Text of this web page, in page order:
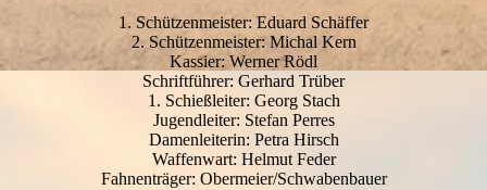
1. Schützenmeister: Eduard Schäffer
2. Schützenmeister: Michal Kern
Kassier: Werner Rödl
Schriftführer: Gerhard Trüber
1. Schießleiter: Georg Stach
Jugendleiter: Stefan Perres
Damenleiterin: Petra Hirsch
Waffenwart: Helmut Feder
Fahnenträger: Obermeier/Schwabenbauer